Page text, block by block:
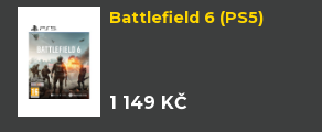
Battlefield 6 (PS5)
1 149 KČ